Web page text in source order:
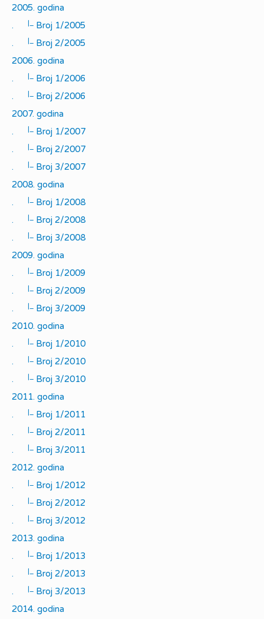
2005. godina
.
|_
Broj 1/2005
.
|_
Broj 2/2005
2006. godina
.
|_
Broj 1/2006
.
|_
Broj 2/2006
2007. godina
.
|_
Broj 1/2007
.
|_
Broj 2/2007
.
|_
Broj 3/2007
2008. godina
.
|_
Broj 1/2008
.
|_
Broj 2/2008
.
|_
Broj 3/2008
2009. godina
.
|_
Broj 1/2009
.
|_
Broj 2/2009
.
|_
Broj 3/2009
2010. godina
.
|_
Broj 1/2010
.
|_
Broj 2/2010
.
|_
Broj 3/2010
2011. godina
.
|_
Broj 1/2011
.
|_
Broj 2/2011
.
|_
Broj 3/2011
2012. godina
.
|_
Broj 1/2012
.
|_
Broj 2/2012
.
|_
Broj 3/2012
2013. godina
.
|_
Broj 1/2013
.
|_
Broj 2/2013
.
|_
Broj 3/2013
2014. godina